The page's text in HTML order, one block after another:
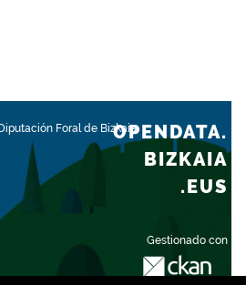
Diputación Foral de Bizkaia
Gestionado con
OPENDATA.
BIZKAIA
.EUS